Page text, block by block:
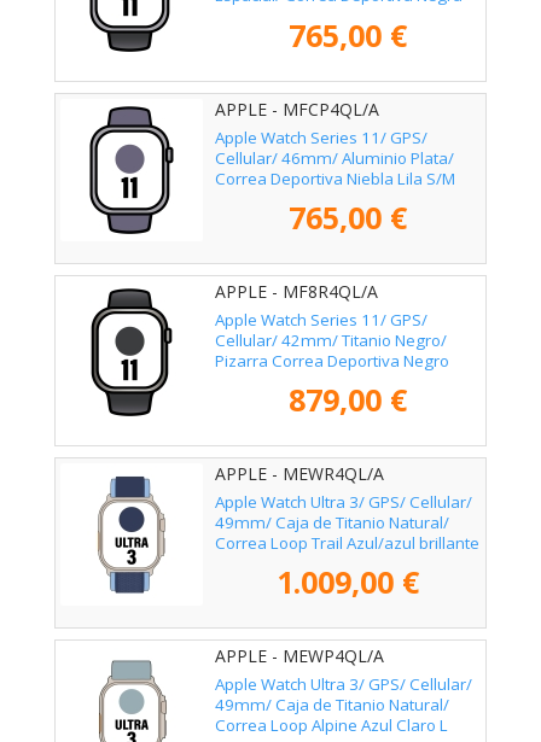
765,00 €
APPLE - MFCP4QL/A
Apple Watch Series 11/ GPS/
Cellular/ 46mm/ Aluminio Plata/
Correa Deportiva Niebla Lila S/M
765,00 €
APPLE - MF8R4QL/A
Apple Watch Series 11/ GPS/
Cellular/ 42mm/ Titanio Negro/
Pizarra Correa Deportiva Negro
879,00 €
APPLE - MEWR4QL/A
Apple Watch Ultra 3/ GPS/ Cellular/
49mm/ Caja de Titanio Natural/
Correa Loop Trail Azul/azul brillante
1.009,00 €
APPLE - MEWP4QL/A
Apple Watch Ultra 3/ GPS/ Cellular/
49mm/ Caja de Titanio Natural/
Correa Loop Alpine Azul Claro L